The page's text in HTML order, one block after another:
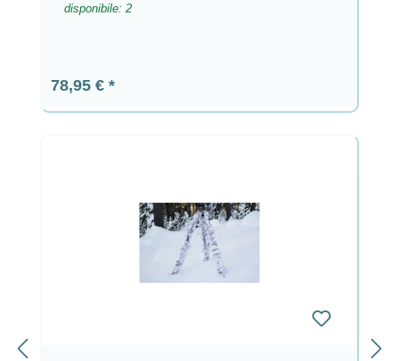
disponibile: 2
Prezzo normale:
78,95 €